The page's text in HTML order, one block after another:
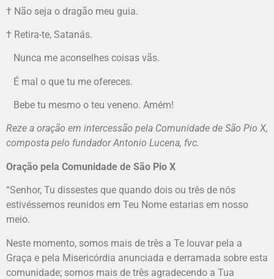
† Não seja o dragão meu guia.
† Retira-te, Satanás.
Nunca me aconselhes coisas vãs.
É mal o que tu me ofereces.
Bebe tu mesmo o teu veneno. Amém!
Reze a oração em intercessão pela Comunidade de São Pio X,
composta pelo fundador Antonio Lucena, fvc.
Oração pela Comunidade de São Pio X
“Senhor, Tu dissestes que quando dois ou três de nós
estivéssemos reunidos em Teu Nome estarias em nosso
meio.
Neste momento, somos mais de três a Te louvar pela a
Graça e pela Misericórdia anunciada e derramada sobre esta
comunidade; somos mais de três agradecendo a Tua